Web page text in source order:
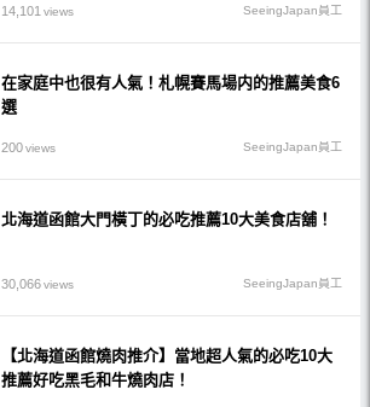
14,101views SeeingJapan員工
在家庭中也很有人氣！札幌賽馬場内的推薦美食6
選
200views SeeingJapan員工
北海道函館大門橫丁的必吃推薦10大美食店舖！
30,066views SeeingJapan員工
【北海道函館燒肉推介】當地超人氣的必吃10大
推薦好吃黑毛和牛燒肉店！